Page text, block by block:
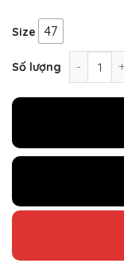
Size 47
Số lượng